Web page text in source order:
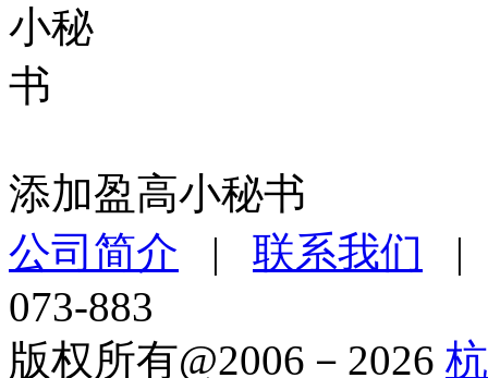
添加盈高小秘书
公司简介 | 联系我们
073-883
版权所有@2006－2026